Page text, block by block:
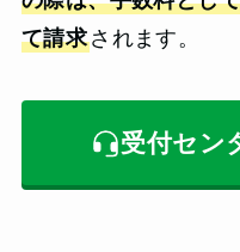
て請求されます。
受付セン